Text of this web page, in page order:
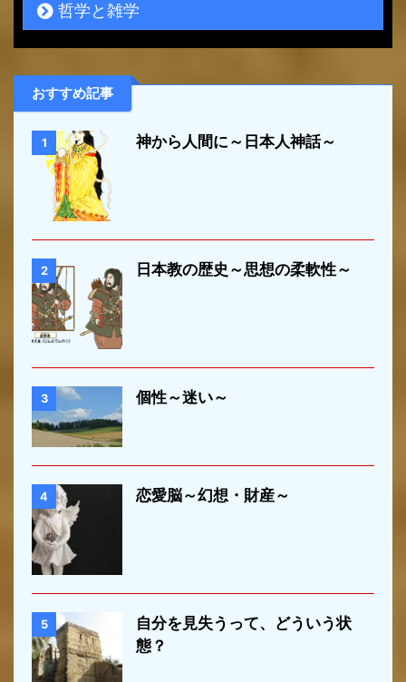
哲学と雑学
おすすめ記事
1 神から人間に～日本人神話～
2 日本教の歴史～思想の柔軟性～
3 個性～迷い～
4 恋愛脳～幻想・財産～
5
自分を見失うって、どういう状
態？